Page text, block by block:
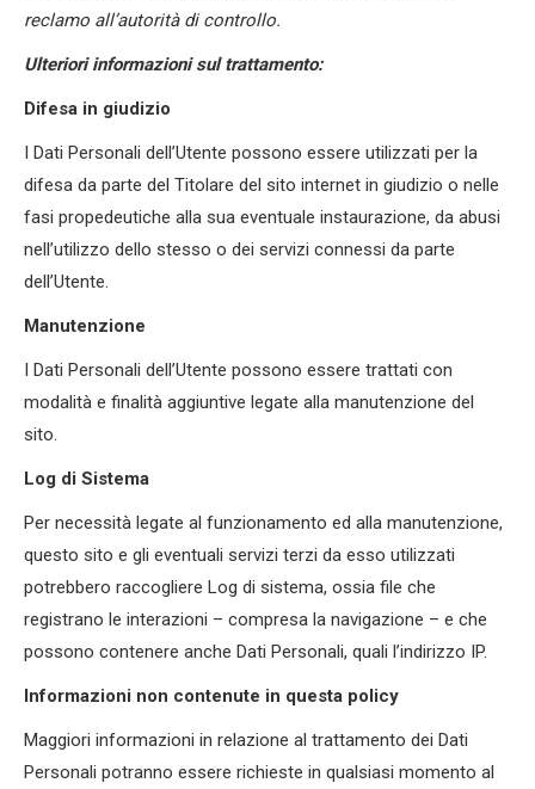
reclamo all’autorità di controllo.
Ulteriori informazioni sul trattamento:
Difesa in giudizio
I Dati Personali dell’Utente possono essere utilizzati per la
difesa da parte del Titolare del sito internet in giudizio o nelle
fasi propedeutiche alla sua eventuale instaurazione, da abusi
nell’utilizzo dello stesso o dei servizi connessi da parte
dell’Utente.
Manutenzione
I Dati Personali dell’Utente possono essere trattati con
modalità e finalità aggiuntive legate alla manutenzione del
sito.
Log di Sistema
Per necessità legate al funzionamento ed alla manutenzione,
questo sito e gli eventuali servizi terzi da esso utilizzati
potrebbero raccogliere Log di sistema, ossia file che
registrano le interazioni – compresa la navigazione – e che
possono contenere anche Dati Personali, quali l’indirizzo IP.
Informazioni non contenute in questa policy
Maggiori informazioni in relazione al trattamento dei Dati
Personali potranno essere richieste in qualsiasi momento al